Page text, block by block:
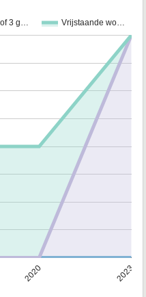
of 3 g… Vrijstaande wo…
2020 2023